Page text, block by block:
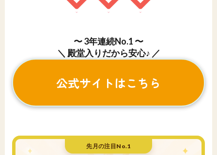
〜 3年連続No.1 〜
＼ 殿堂入りだから安心♪ ／
公式サイトはこちら
先月の注目No.1